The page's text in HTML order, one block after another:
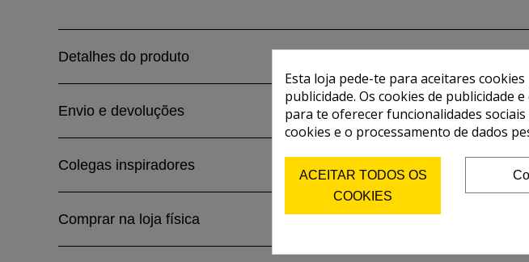
Detalhes do produto
Envio e devoluções
Colegas inspiradores
Comprar na loja física
Esta loja pede-te para aceitares
publicidade. Os cookies de publicidade
para te oferecer funcionalidades
cookies e o processamento de dados
ACEITAR TODOS OS
COOKIES